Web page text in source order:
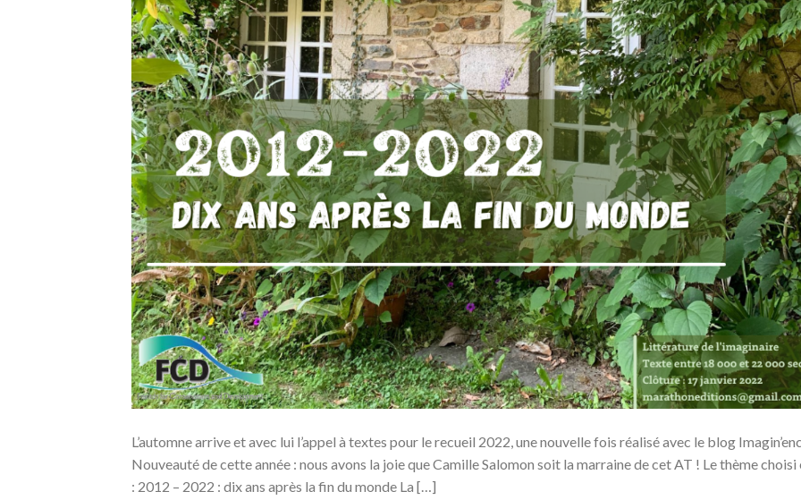
L’automne arrive et avec lui l’appel à textes pour le recueil 2022, une nouvelle fois réalisé avec le blog
Nouveauté de cette année : nous avons la joie que Camille Salomon soit la marraine de cet AT ! Le thème choisi
: 2012 – 2022 : dix ans après la fin du monde La […]